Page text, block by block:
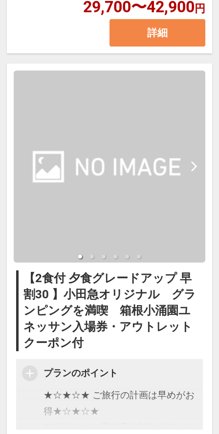
※雨・風が強く快適にアウトドアデ
ッキをご利用いただけない場合は、
お食事をダイニングルームにご用意
箱根小涌園ユネッサン(水着ゾーン）
と元湯 森の湯（裸ゾーン）がご利用
できます。
せん。藤乃煌～ユネッサンは車で約
30分です。
※ご利用されるお客様は水着をご持
参ください（レンタルあり1,200
円）
※2026年5月26日～28日は、2026
の湯が休業のため、2026年5月25
日、2026年12月7日の宿泊のお客様
は宿泊当日のみのご利用となりま
備、器具の使い方・調理の仕方のマ
ニュアルをご用意しておりますの
で、安心して自由なBBQをお楽しみ
ください。
＊テーブルセッティングや食器のご
【パン】
バケット
【メインディッシュ】
※こどもA・Ｂはお子様用食事のご
用意となります。
※季節や仕入れ状況により内容が変
わることがございます。
にプラス
【オードブルサラダ】
鰆のタタキ梅のジュレ/苺の生ハムロ
29,700〜42,900円
詳細
【2食付 夕食グレードアップ 早
割30 】小田急オリジナル グラ
ンピングを満喫 箱根小涌園ユ
ネッサン入場券・アウトレット
クーポン付
プランのポイント
★☆★☆★ ご旅行の計画は早めがお
得★☆★☆★
30日前までの早期予約割引プランを